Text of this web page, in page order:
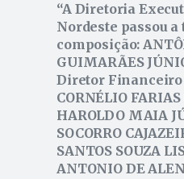
A Diretoria
Nordeste passou
composição:
GUIMARÃES
Diretor Financeiro
CORNÉLIO
HAROLDO MAIA
SOCORRO
SANTOS SOUZA
ANTONIO DE